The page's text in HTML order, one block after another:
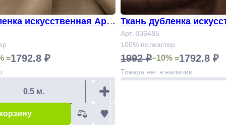
искусственная Арт.
=1792.8 ₽
Ткань дубленка
836485
Арт. 836485
100% полиэстер
1992 ₽−10% =1792.8 ₽
Товара нет в наличии